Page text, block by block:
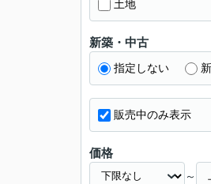
土地
新築・中古
指定しない
販売中のみ表示
価格
～